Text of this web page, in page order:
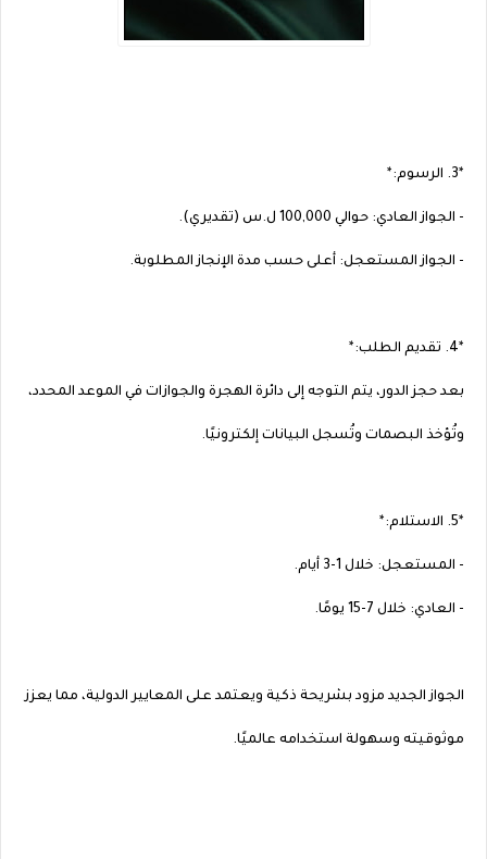
*3. الرسوم:*
- الجواز العادي: حوالي 100,000 ل.س (تقديري).
- الجواز المستعجل: أعلى حسب مدة الإنجاز المطلوبة.
*4. تقديم الطلب:*
بعد حجز الدور، يتم التوجه إلى دائرة الهجرة والجوازات في الموعد المحدد،
وتُؤخذ البصمات وتُسجل البيانات إلكترونيًا.
*5. الاستلام:*
- المستعجل: خلال 1-3 أيام.
- العادي: خلال 7-15 يومًا.
الجواز الجديد مزود بشريحة ذكية ويعتمد على المعايير الدولية، مما يعزز
موثوقيته وسهولة استخدامه عالميًا.